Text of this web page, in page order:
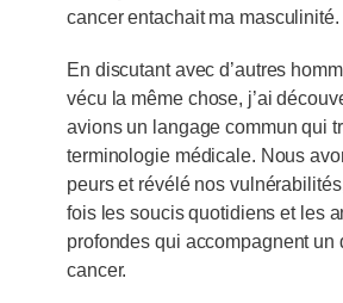
cancer entachait ma masculinité.
En discutant avec d’autres
vécu la même chose, j’ai
avions un langage commun qui
terminologie médicale. Nous
peurs et révélé nos
fois les soucis quotidiens et les
profondes qui accompagnent un
cancer.